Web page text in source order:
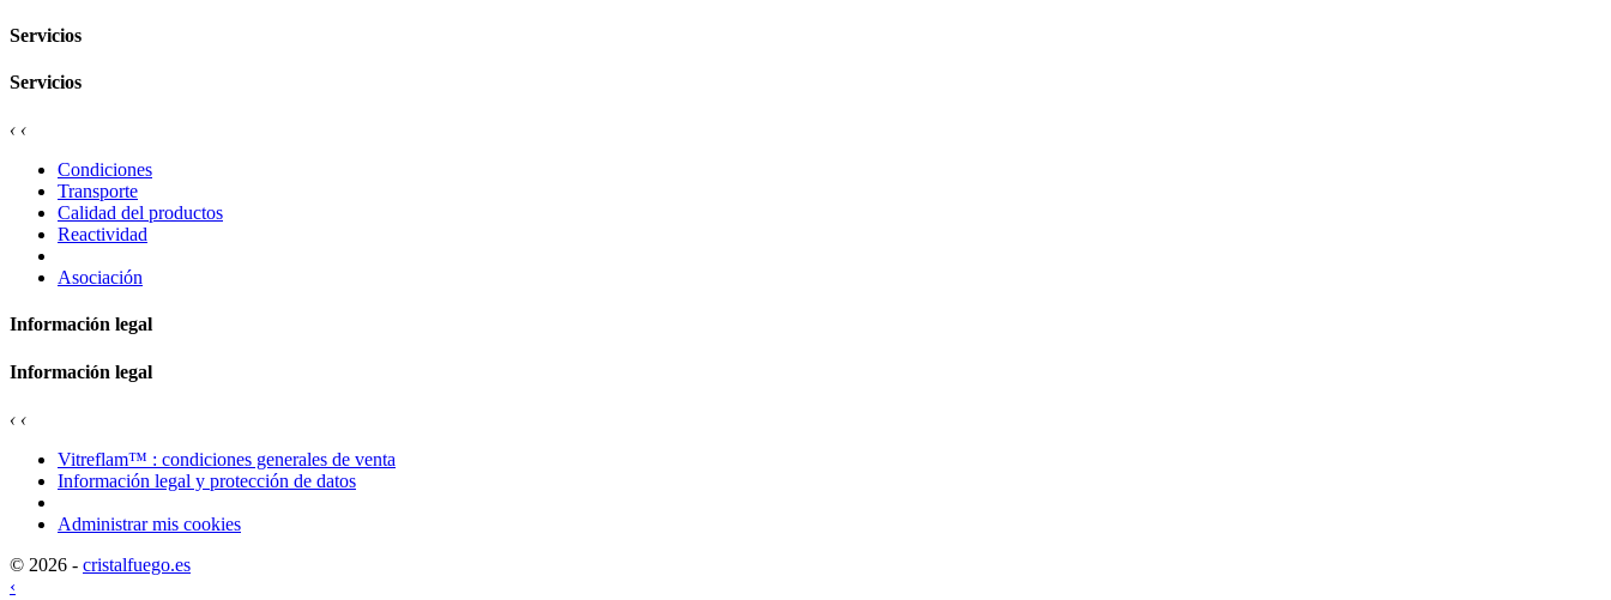
Servicios
Servicios
‹ ‹
Condiciones
Transporte
Calidad del productos
Reactividad
Asociación
Información legal
Información legal
‹ ‹
Vitreflam™ : condiciones generales de venta
Información legal y protección de datos
Administrar mis cookies
© 2026 - cristalfuego.es
‹